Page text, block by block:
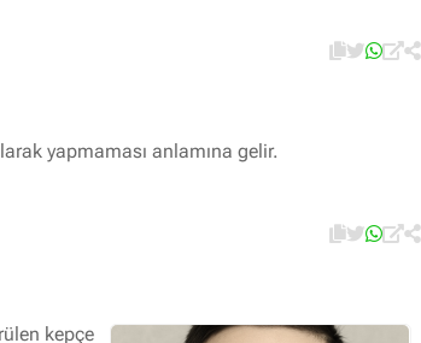
yapmaması anlamına gelir.
kepçe